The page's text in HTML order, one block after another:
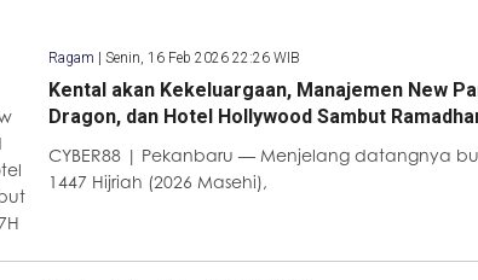
Ragam Senin, 16 Feb 2026 22:26 WIB
Kental akan Kekeluargaan, Manajemen New
Dragon, dan Hotel Hollywood Sambut
CYBER88 | Pekanbaru — Menjelang datangnya
1447 Hijriah (2026 Masehi),